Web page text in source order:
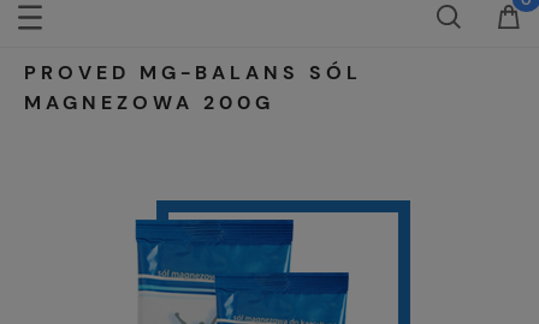
PROVED MG-BALANS SÓL
MAGNEZOWA 200G